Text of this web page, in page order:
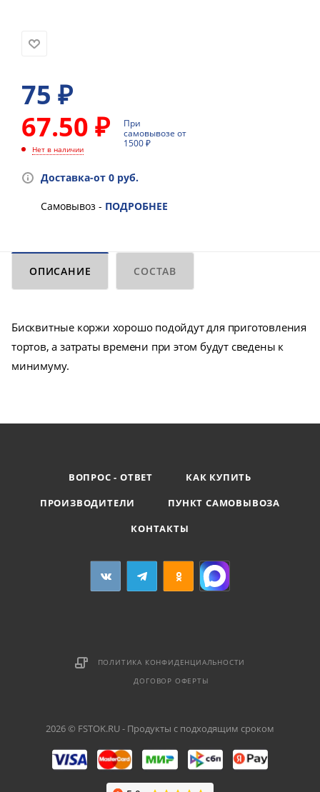
75 ₽
67.50 ₽
При
самовывозе от
1500 ₽
Нет в наличии
Доставка-от 0 руб.
Самовывоз - ПОДРОБНЕЕ
ОПИСАНИЕ СОСТАВ
Бисквитные коржи хорошо подойдут для приготовления
тортов, а затраты времени при этом будут сведены к
минимуму.
ВОПРОС - ОТВЕТ
КАК КУПИТЬ
ПРОИЗВОДИТЕЛИ
ПУНКТ САМОВЫВОЗА
КОНТАКТЫ
ПОЛИТИКА КОНФИДЕНЦИАЛЬНОСТИ
ДОГОВОР ОФЕРТЫ
2026 © FSTOK.RU - Продукты с подходящим сроком